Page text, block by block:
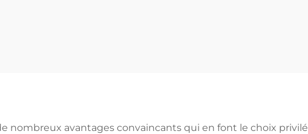
nombreux avantages convaincants qui en font le choix